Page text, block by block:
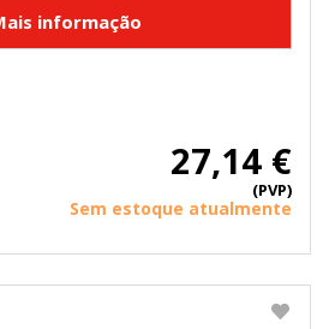
27,14 €
(PVP)
Sem estoque atualmente